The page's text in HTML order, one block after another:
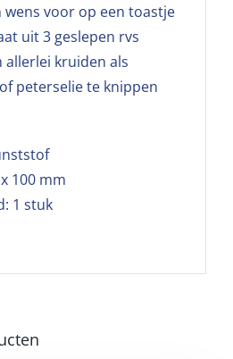
voor op een toastje
uit 3 geslepen rvs
allerlei kruiden als
peterselie te knippen
100 mm
1 stuk